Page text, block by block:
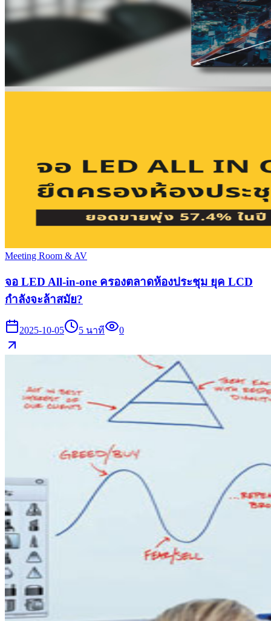
Meeting Room & AV
จอ LED All-in-one ครองตลาดห้องประชุม ยุค LCD
กำลังจะล้าสมัย?
2025-10-05 5 นาที 0